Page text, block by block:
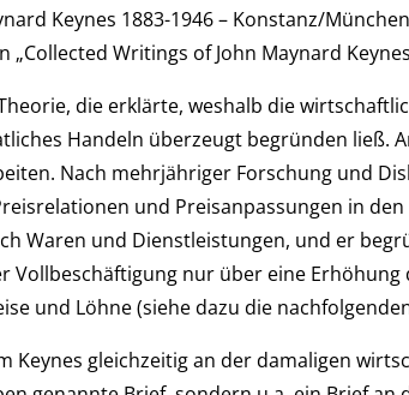
Keynes 1883-1946 – Konstanz/
Writings of John Maynard
die erklärte, weshalb die
Handeln überzeugt begründen ließ.
Nach mehrjähriger Forschung und
und Preisanpassungen in
Waren und Dienstleistungen, und er
Vollbeschäftigung nur über eine
und Löhne (siehe dazu die
Keynes gleichzeitig an der damaligen